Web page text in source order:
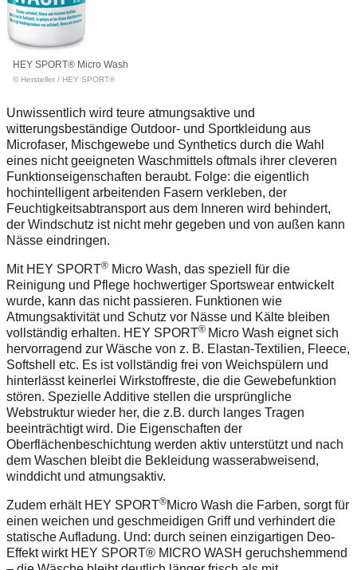
HEY SPORT® Micro Wash
© Hersteller / HEY SPORT®
Unwissentlich wird teure atmungsaktive und
witterungsbeständige Outdoor- und Sportkleidung aus
Microfaser, Mischgewebe und Synthetics durch die Wahl
eines nicht geeigneten Waschmittels oftmals ihrer cleveren
Funktionseigenschaften beraubt. Folge: die eigentlich
hochintelligent arbeitenden Fasern verkleben, der
Feuchtigkeitsabtransport aus dem Inneren wird behindert,
der Windschutz ist nicht mehr gegeben und von außen kann
Nässe eindringen.
Mit HEY SPORT® Micro Wash, das speziell für die
Reinigung und Pflege hochwertiger Sportswear entwickelt
wurde, kann das nicht passieren. Funktionen wie
Atmungsaktivität und Schutz vor Nässe und Kälte bleiben
vollständig erhalten. HEY SPORT® Micro Wash eignet sich
hervorragend zur Wäsche von z. B. Elastan-Textilien, Fleece,
Softshell etc. Es ist vollständig frei von Weichspülern und
hinterlässt keinerlei Wirkstoffreste, die die Gewebefunktion
stören. Spezielle Additive stellen die ursprüngliche
Webstruktur wieder her, die z.B. durch langes Tragen
beeinträchtigt wird. Die Eigenschaften der
Oberflächenbeschichtung werden aktiv unterstützt und nach
dem Waschen bleibt die Bekleidung wasserabweisend,
winddicht und atmungsaktiv.
Zudem erhält HEY SPORT®Micro Wash die Farben, sorgt für
einen weichen und geschmeidigen Griff und verhindert die
statische Aufladung. Und: durch seinen einzigartigen Deo-
Effekt wirkt HEY SPORT® MICRO WASH geruchshemmend